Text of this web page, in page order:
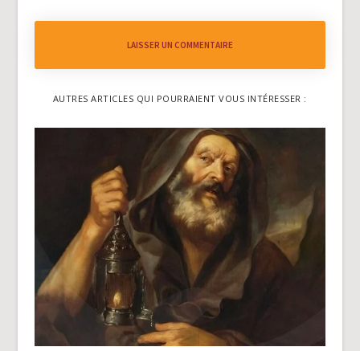
LAISSER UN COMMENTAIRE
AUTRES ARTICLES QUI POURRAIENT VOUS INTÉRESSER :